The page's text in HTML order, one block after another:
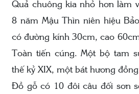
Quả chuông kia nhỏ hơn làm
8 năm Mậu Thìn niên hiệu
có đường kính 30cm, cao
Toàn tiến cúng. Một bộ tam
thế kỷ XIX, một bát hương
Đồ gỗ có 10 đôi câu đối sơn